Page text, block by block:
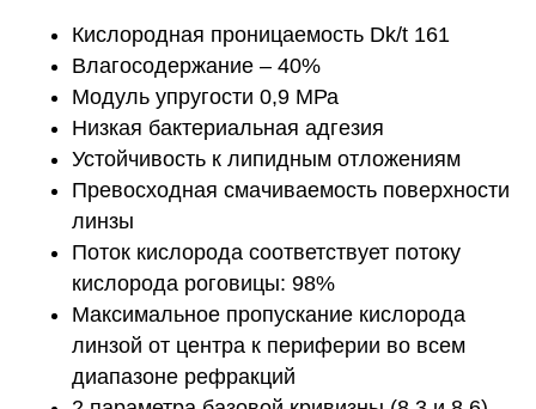
Кислородная проницаемость Dk/t 161
Влагосодержание – 40%
Модуль упругости 0,9 МРа
Низкая бактериальная адгезия
Устойчивость к липидным отложениям
Превосходная смачиваемость поверхности
линзы
Поток кислорода соответствует потоку
кислорода роговицы: 98%
Максимальное пропускание кислорода
линзой от центра к периферии во всем
диапазоне рефракций